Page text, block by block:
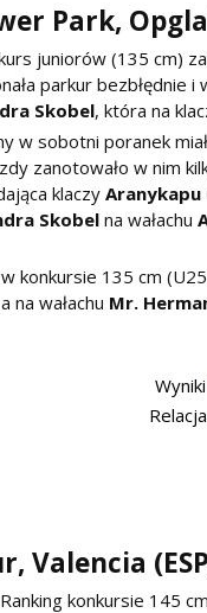
Park,
juniorów (135 cm)
parkur bezbłędnie
Skobel, która na
w sobotni poranek
zanotowało w nim
klaczyAranykapu
Skobel na wałachu
konkursie 135 cm
na wałachu Mr.
Wyniki
Relacja
Valencia
konkursie 145